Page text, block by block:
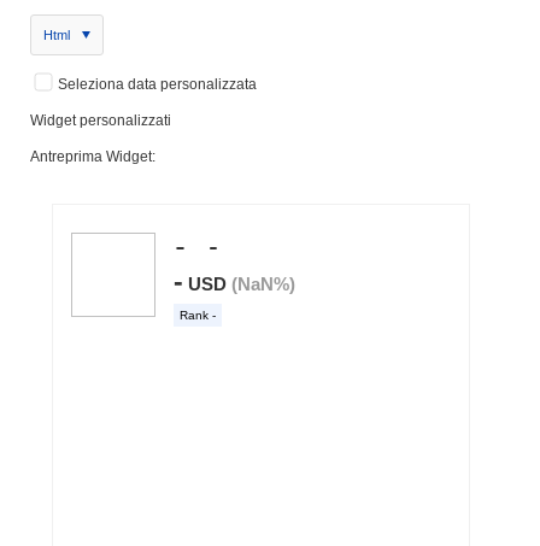
Html
Seleziona data personalizzata
Widget personalizzati
Antreprima Widget: